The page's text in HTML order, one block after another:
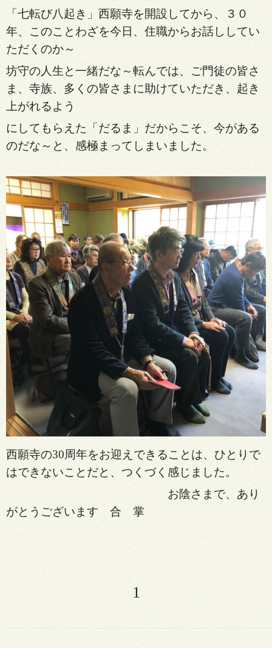
「七転び八起き」西願寺を開設してから、３０
年、このことわざを今日、住職からお話ししてい
ただくのか～
坊守の人生と一緒だな～転んでは、ご門徒の皆さ
ま、寺族、多くの皆さまに助けていただき、起き
上がれるよう
にして もらえた「だるま」だからこそ、今がある
のだな～と、感極まってしまいました。
西願寺の30周年をお迎えできることは、ひとりで
はできないことだと、つくづく感じました。
お陰さまで、あり
がとうございます 合 掌
1